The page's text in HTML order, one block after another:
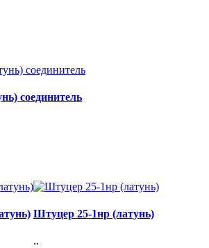
соединитель
Штуцер 25-1нр (латунь)
..